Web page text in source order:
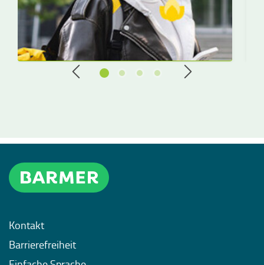
Kontakt
Barrierefreiheit